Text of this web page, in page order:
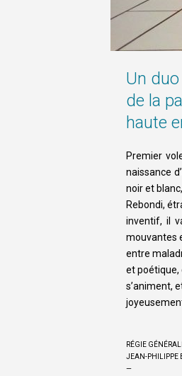
Un
de la
haute
Premier
naissance
noir et
Rebondi,
inventif, il
mouvantes
entre
et poétique,
s’animent,
RÉGIE
JEAN-PHILIPPE
—